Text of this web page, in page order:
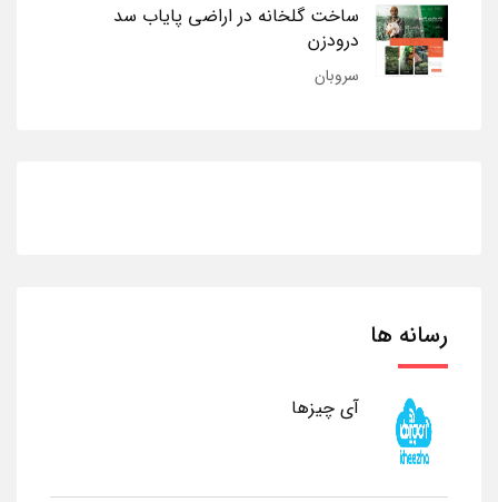
ساخت گلخانه در اراضی پایاب سد
درودزن
سروبان
رسانه ها
آی چیزها